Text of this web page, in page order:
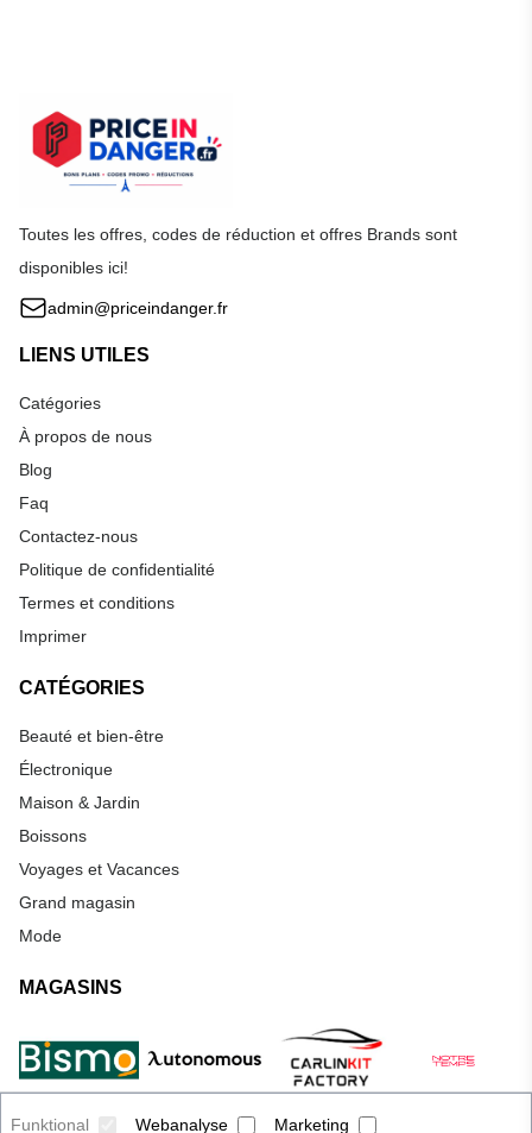
Funktional Webanalyse Marketing
Toutes les offres, codes de réduction et offres Brands sont
disponibles ici!
admin@priceindanger.fr
LIENS UTILES
Catégories
À propos de nous
Blog
Faq
Contactez-nous
Politique de confidentialité
Termes et conditions
Imprimer
CATÉGORIES
Beauté et bien-être
Électronique
Maison & Jardin
Boissons
Voyages et Vacances
Grand magasin
Mode
MAGASINS